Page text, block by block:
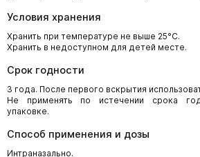
Условия хранения
Хранить при температуре не выше 25°С.
Хранить в недоступном для детей месте.
Срок годности
3 года. После первого вскрытия
Не применять по истечении срока
упаковке.
Способ применения и дозы
Интраназально.